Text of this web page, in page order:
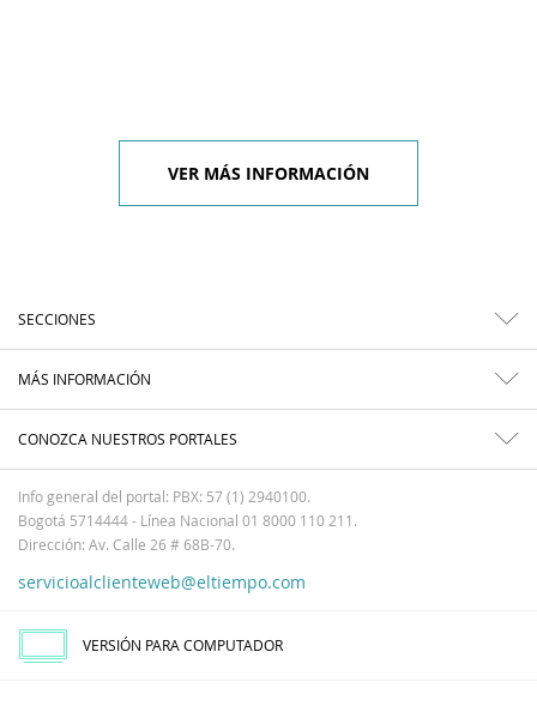
VER MÁS INFORMACIÓN
SECCIONES
MÁS INFORMACIÓN
CONOZCA NUESTROS PORTALES
Info general del portal: PBX: 57 (1) 2940100.
Bogotá 5714444 - Línea Nacional 01 8000 110 211.
Dirección: Av. Calle 26 # 68B-70.
servicioalclienteweb@eltiempo.com
VERSIÓN PARA COMPUTADOR